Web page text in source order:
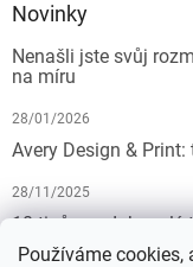
Používáme
Novinky
Nenašli jste svůj
na míru
28/01/2026
Avery Design &
28/11/2025
10 tipů pro dokonalý
výsledek bez starostí